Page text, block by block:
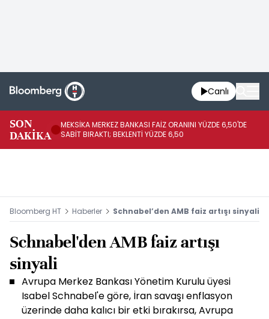
Canlı
SON
DAKİKA
MEKSİKA MERKEZ BANKASI FAİZ ORANINI YÜZDE 6,50'DE
SABİT BIRAKTI; BEKLENTİ YÜZDE 6,50
Bloomberg HT Haberler Schnabel’den AMB faiz artışı sinyali
Schnabel'den AMB faiz artışı
sinyali
Avrupa Merkez Bankası Yönetim Kurulu üyesi
Isabel Schnabel'e göre, İran savaşı enflasyon
üzerinde daha kalıcı bir etki bırakırsa, Avrupa